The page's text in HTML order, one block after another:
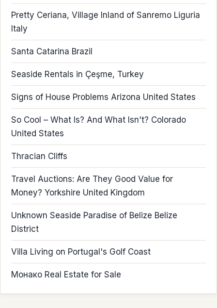
Pretty Ceriana, Village Inland of Sanremo Liguria
Italy
Santa Catarina Brazil
Seaside Rentals in Çeşme, Turkey
Signs of House Problems Arizona United States
So Cool – What Is? And What Isn't? Colorado
United States
Thracian Cliffs
Travel Auctions: Are They Good Value for
Money? Yorkshire United Kingdom
Unknown Seaside Paradise of Belize Belize
District
Villa Living on Portugal's Golf Coast
Монако Real Estate for Sale